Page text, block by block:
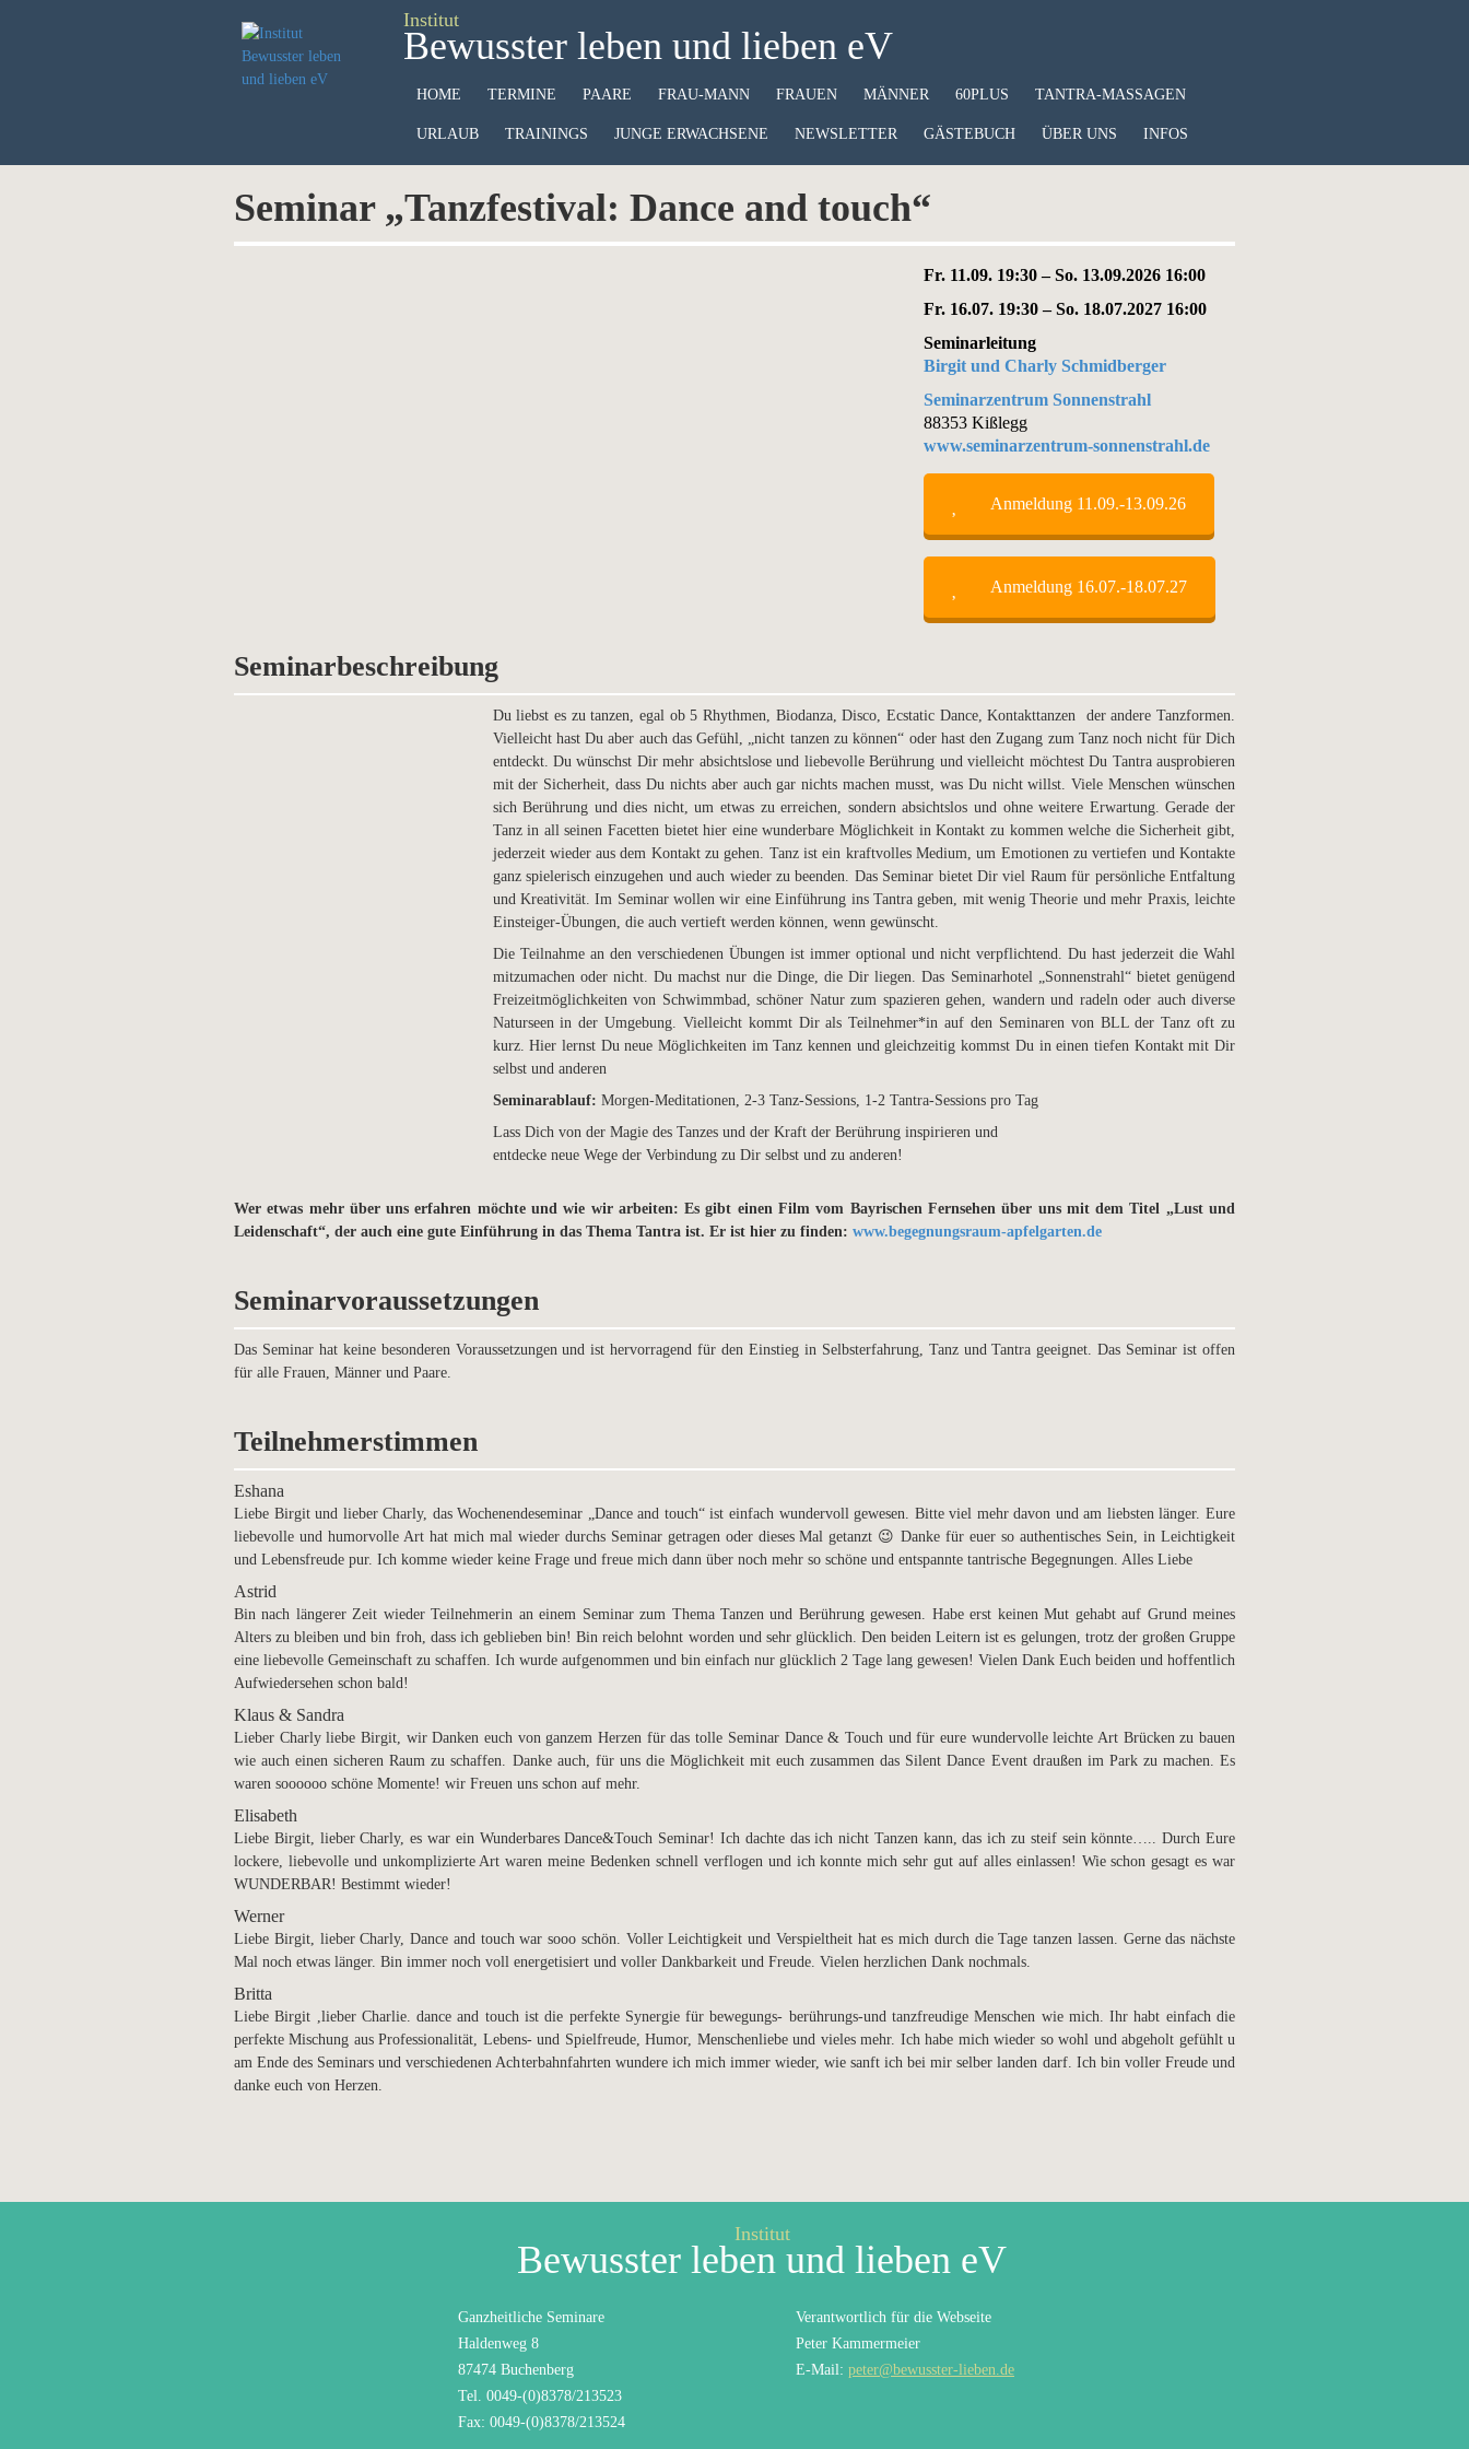
Institut
Bewusster leben und lieben eV
HOME TERMINE PAARE FRAU-MANN FRAUEN MÄNNER 60PLUS TANTRA-MASSAGEN
URLAUB TRAININGS JUNGE ERWACHSENE NEWSLETTER GÄSTEBUCH ÜBER UNS INFOS
Seminar „Tanzfestival: Dance and touch“
Fr. 11.09. 19:30 – So. 13.09.2026 16:00
Fr. 16.07. 19:30 – So. 18.07.2027 16:00
Seminarleitung
Birgit und Charly Schmidberger
Seminarzentrum Sonnenstrahl
88353 Kißlegg
www.seminarzentrum-sonnenstrahl.de
Anmeldung 11.09.-13.09.26
Anmeldung 16.07.-18.07.27
Seminarbeschreibung
Du liebst es zu tanzen, egal ob 5 Rhythmen, Biodanza, Disco, Ecstatic Dance,Kontakttanzen der andere Tanzformen.
Vielleicht hast Du aber auch das Gefühl, „nicht tanzen zu können“ oder hast den Zugang zum Tanz noch nicht für Dich
entdeckt. Du wünschst Dir mehr absichtslose und liebevolle Berührung undvielleicht möchtest Du Tantra ausprobieren
mit der Sicherheit, dass Du nichts aber auch gar nichts machen musst, was Du nicht willst. Viele Menschen wünschen
sich Berührung und dies nicht, um etwas zu erreichen, sondern absichtslos und ohne weitere Erwartung. Gerade der
Tanz in all seinen Facetten bietet hier einewunderbare Möglichkeit in Kontakt zu kommen welche die Sicherheit gibt,
jederzeit wieder aus dem Kontakt zu gehen. Tanz ist ein kraftvolles Medium, um Emotionen zu vertiefen und Kontakte
ganz spielerisch einzugehen und auch wieder zu beenden. Das Seminar bietet Dir viel Raum für persönliche Entfaltung
und Kreativität. Im Seminar wollen wir eine Einführung ins Tantra geben, mit wenigTheorie und mehr Praxis, leichte
Einsteiger-Übungen, die auch vertieft werden können, wenn gewünscht.
Die Teilnahme an den verschiedenen Übungen ist immer optional und nicht verpflichtend. Du hast jederzeit die Wahl
mitzumachen oder nicht. Du machst nur die Dinge, die Dir liegen.Das Seminarhotel „Sonnenstrahl“ bietet genügend
Freizeitmöglichkeiten von Schwimmbad, schöner Natur zum spazieren gehen, wandern und radeln oder auch diverse
Naturseen in der Umgebung. Vielleicht kommt Dir als Teilnehmer*in auf den Seminaren von BLL der Tanz oft zu
kurz. Hier lernst Du neue Möglichkeiten im Tanz kennen und gleichzeitig kommst Du in einen tiefen Kontakt mit Dir
selbst und anderen
Seminarablauf: Morgen-Meditationen, 2-3 Tanz-Sessions, 1-2 Tantra-Sessions pro Tag
Lass Dich von der Magie des Tanzes und der Kraft der Berührung inspirieren und
entdecke neue Wege der Verbindung zu Dir selbst und zu anderen!
Wer etwas mehr über uns erfahren möchte und wie wir arbeiten: Es gibt einen Film vom Bayrischen Fernsehen über uns mit dem Titel „Lust und
Leidenschaft“, der auch eine gute Einführung in das Thema Tantra ist. Er ist hier zu finden: www.begegnungsraum-apfelgarten.de
Seminarvoraussetzungen
Das Seminar hat keine besonderen Voraussetzungen und ist hervorragend für den Einstieg in Selbsterfahrung, Tanz und Tantra geeignet. Das Seminar ist offen
für alle Frauen, Männer und Paare.
Teilnehmerstimmen
Eshana
Liebe Birgit und lieber Charly, das Wochenendeseminar „Dance and touch“ ist einfach wundervoll gewesen. Bitte viel mehr davon und am liebsten länger. Eure
liebevolle und humorvolle Art hat mich mal wieder durchs Seminar getragen oder dieses Mal getanzt 😉 Danke für euer so authentisches Sein, in Leichtigkeit
und Lebensfreude pur. Ich komme wieder keine Frage und freue mich dann über noch mehr so schöne und entspannte tantrische Begegnungen. Alles Liebe
Astrid
Bin nach längerer Zeit wieder Teilnehmerin an einem Seminarzum Thema Tanzen und Berührung gewesen. Habe erst keinen Mut gehabt auf Grund meines
Alters zu bleiben und bin froh, dass ich geblieben bin!Bin reich belohnt worden und sehr glücklich. Den beiden Leitern ist es gelungen, trotz der großen Gruppe
eine liebevolle Gemeinschaft zu schaffen. Ich wurde aufgenommen und bin einfach nur glücklich 2 Tage lang gewesen! Vielen Dank Euch beiden und hoffentlich
Aufwiedersehen schon bald!
Klaus & Sandra
Lieber Charly liebe Birgit, wir Danken euch von ganzem Herzen für das tolle Seminar Dance & Touch und für eure wundervolle leichte Art Brücken zu bauen
wie auch einen sicheren Raum zu schaffen. Danke auch, für uns die Möglichkeit mit euch zusammen das Silent Dance Event draußen im Park zu machen. Es
waren soooooo schöne Momente! wir Freuen uns schon auf mehr.
Elisabeth
Liebe Birgit, lieber Charly,es war ein Wunderbares Dance&Touch Seminar! Ich dachte das ich nicht Tanzen kann, das ich zu steif sein könnte….. Durch Eure
lockere, liebevolle und unkomplizierte Art waren meine Bedenken schnell verflogen und ich konnte mich sehr gut auf alles einlassen! Wie schon gesagt es war
WUNDERBAR! Bestimmt wieder!
Werner
Liebe Birgit, lieber Charly, Dance and touch war sooo schön. Voller Leichtigkeit und Verspieltheit hat es mich durch die Tage tanzen lassen. Gerne das nächste
Mal noch etwas länger. Bin immer noch voll energetisiert und voller Dankbarkeit und Freude. Vielen herzlichen Dank nochmals.
Britta
Liebe Birgit ,lieber Charlie. dance and touch ist die perfekte Synergie für bewegungs- berührungs-und tanzfreudige Menschen wie mich. Ihr habt einfach die
perfekte Mischung aus Professionalität, Lebens- und Spielfreude, Humor, Menschenliebe und vieles mehr. Ich habe mich wieder so wohl und abgeholt gefühlt u
am Ende des Seminars und verschiedenen Achterbahnfahrten wundere ich mich immer wieder, wie sanft ich bei mir selber landen darf. Ich bin voller Freude und
danke euch von Herzen.
Institut
Bewusster leben und lieben eV
Ganzheitliche Seminare
Haldenweg 8
87474 Buchenberg
Tel. 0049-(0)8378/213523
Fax: 0049-(0)8378/213524
Verantwortlich für die Webseite
Peter Kammermeier
E-Mail: peter@bewusster-lieben.de